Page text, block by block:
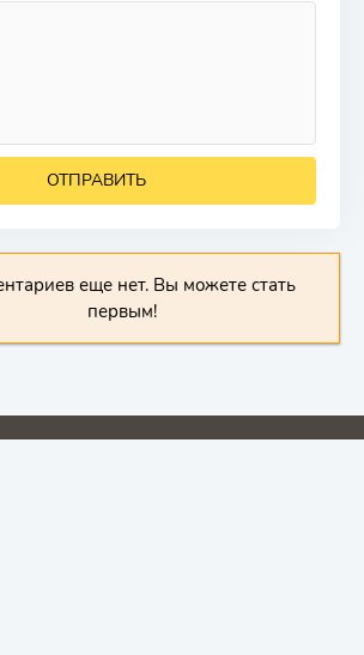
ОТПРАВИТЬ
еще нет. Вы можете стать
первым!